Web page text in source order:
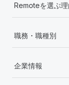
Remoteを選ぶ理
職務・職種別
企業情報